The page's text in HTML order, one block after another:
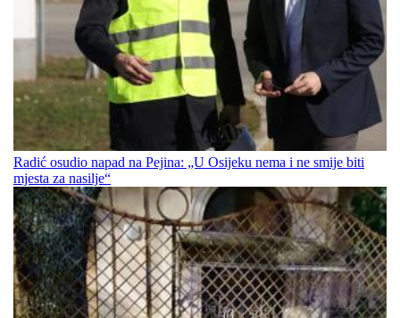
Radić osudio napad na Pejina: „U Osijeku nema i ne smije biti
mjesta za nasilje“